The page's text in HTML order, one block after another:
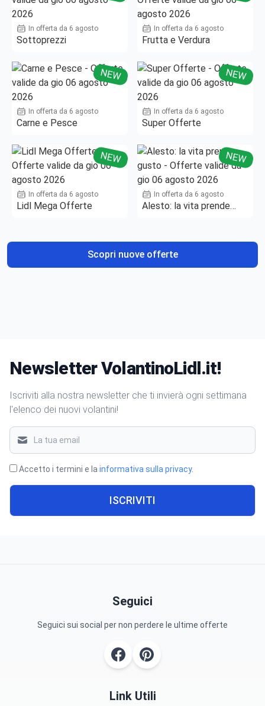
In offerta da 6 agosto
Sottoprezzi
In offerta da 6 agosto
Frutta e Verdura
NEW
In offerta da 6 agosto
Carne e Pesce
NEW
In offerta da 6 agosto
Super Offerte
NEW
In offerta da 6 agosto
Lidl Mega Offerte
NEW
In offerta da 6 agosto
Alesto: la vita prende
Scopri nuove offerte
Newsletter VolantinoLidl.it!
Iscriviti alla nostra newsletter che ti invierà ogni settimana
l'elenco dei nuovi volantini!
Accetto i termini e la informativa sulla privacy.
ISCRIVITI
Seguici
Seguici sui social per non perdere le ultime offerte
Link Utili